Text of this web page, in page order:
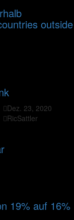
outside
Dez. 23, 2020
RicSattler
19% auf 16%